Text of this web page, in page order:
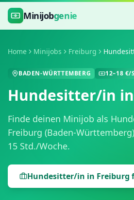
Zum Hauptinhalt springen
Minijobgenie
Home Minijobs Freiburg
BADEN-WÜRTTEMBERG 12–18 €/
Hundesitter/in in
Finde deinen Minijob als
Freiburg (Baden-Württemberg
15 Std./Woche.
Hundesitter/in in Freiburg